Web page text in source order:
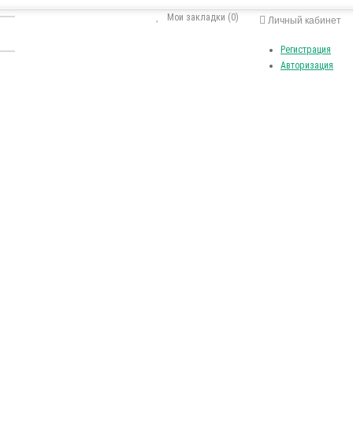
Личный кабинет
Регистрация
Авторизация
Мои закладки (0)